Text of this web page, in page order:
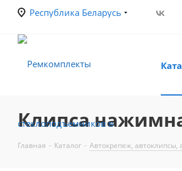
Республика Беларусь
Клипса
Главная - Каталог - Автокрепеж, автоклипсы,